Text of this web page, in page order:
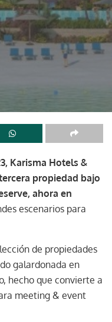
Karisma Hotels &
propiedad bajo
ahora en
escenarios para
de propiedades
galardonada en
hecho que convierte a
meeting & event